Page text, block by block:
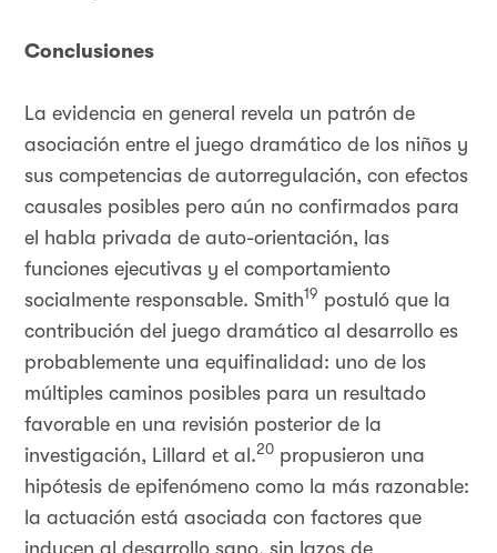
Conclusiones
La evidencia en general revela un patrón de
asociación entre el juego dramático de los niños y
sus competencias de autorregulación, con efectos
causales posibles pero aún no confirmados para
el habla privada de auto-orientación, las
funciones ejecutivas y el comportamiento
socialmente responsable. Smith19 postuló que la
contribución del juego dramático al desarrollo es
probablemente una equifinalidad: uno de los
múltiples caminos posibles para un resultado
favorable en una revisión posterior de la
investigación, Lillard et al.20 propusieron una
hipótesis de epifenómeno como la más razonable:
la actuación está asociada con factores que
inducen al desarrollo sano, sin lazos de